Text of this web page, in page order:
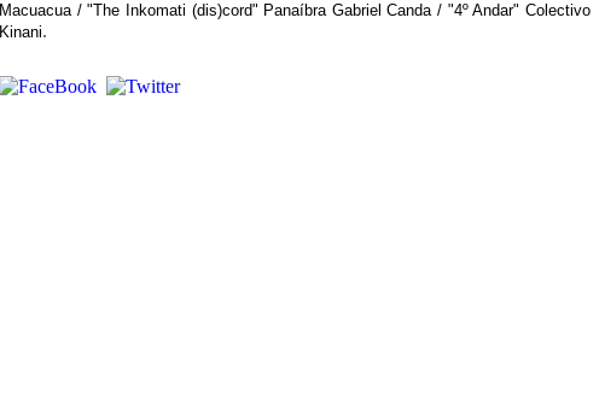
Macuacua / "The Inkomati (dis)cord" Panaíbra Gabriel Canda / "4º Andar" Colectivo
Kinani.